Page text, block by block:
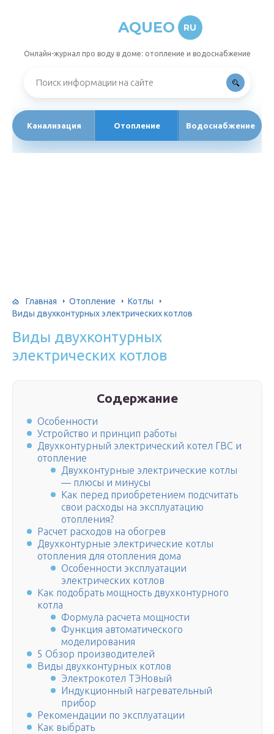
AQUEO RU
Онлайн-журнал про воду в доме: отопление и водоснабжение
Канализация Отопление Водоснабжение
Главная Отопление
Котлы
Виды двухконтурных электрических котлов
Виды двухконтурных
электрических котлов
Содержание
Особенности
Устройство и принцип работы
Двухконтурный электрический котел ГВС и
отопление
Двухконтурные электрические котлы
— плюсы и минусы
Как перед приобретением подсчитать
свои расходы на эксплуатацию
отопления?
Расчет расходов на обогрев
Двухконтурные электрические котлы
отопления для отопления дома
Особенности эксплуатации
электрических котлов
Как подобрать мощность двухконтурного
котла
Формула расчета мощности
Функция автоматического
моделирования
5 Обзор производителей
Виды двухконтурных котлов
Электрокотел ТЭНовый
Индукционный нагревательный
прибор
Рекомендации по эксплуатации
Как выбрать